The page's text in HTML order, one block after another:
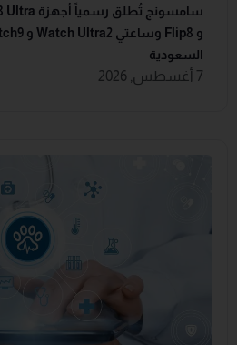
السعودية
7 أغسطس, 2026